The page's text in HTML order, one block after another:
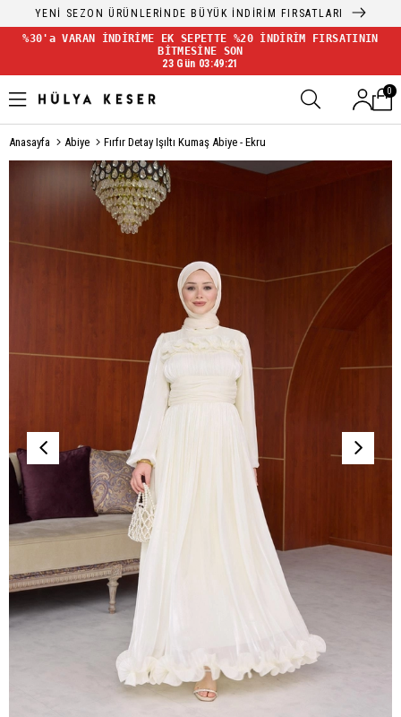
YENİ SEZON ÜRÜNLERİNDE BÜYÜK İNDİRİM FIRSATLARI
%30'a VARAN İNDİRİME EK SEPETTE %20 İNDİRİM FIRSATININ
BİTMESİNE SON
23 Gün 03:49:21
0
Anasayfa Abiye Fırfır Detay Işıltı Kumaş Abiye - Ekru